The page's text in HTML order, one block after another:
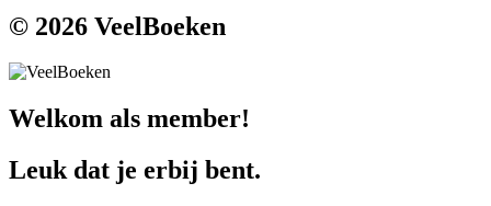
© 2026 VeelBoeken
Welkom als member!
Leuk dat je erbij bent.